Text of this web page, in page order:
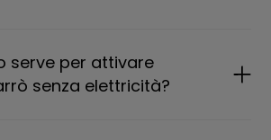
serve per attivare
senza elettricità?